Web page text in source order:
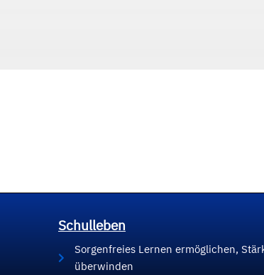
Schulleben
Sorgenfreies Lernen ermöglichen,
überwinden